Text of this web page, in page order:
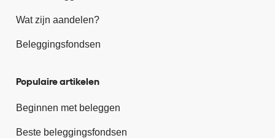
Wat zijn aandelen?
Beleggingsfondsen
Populaire artikelen
Beginnen met beleggen
Beste beleggingsfondsen